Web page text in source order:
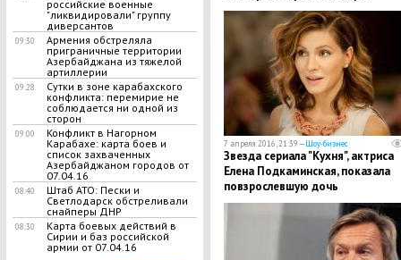
российские военные
"ликвидировали" группу
диверсантов
09:30
Армения обстреляла
приграничные территории
Азербайджана из тяжелой
артиллерии
09:28
Сутки в зоне карабахского
конфликта: перемирие не
соблюдается ни одной из
сторон
09:00
Конфликт в Нагорном
Карабахе: карта боев и
список захваченных
Азербайджаном городов от
07.04.16
08:40
Штаб АТО: Пески и
Светлодарск обстреливали
снайперы ДНР
08:30
Карта боевых действий в
Сирии и баз российской
армии от 07.04.16
7 апреля 2016, 21:39 —Шоу-бизнес
Звезда сериала "Кухня", актриса
Елена Подкаминская, показала
повзрослевшую дочь